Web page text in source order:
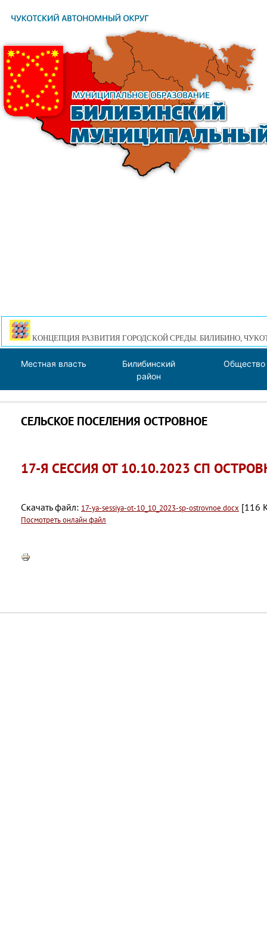
КОНЦЕПЦИЯ РАЗВИТИЯ ГОРОДСКОЙ СРЕДЫ. БИЛИБИНО,
Местная власть
Билибинский
район
Общество
СЕЛЬСКОЕ ПОСЕЛЕНИЯ ОСТРОВНОЕ
17-Я СЕССИЯ ОТ 10.10.2023 СП
Скачать файл: 17-ya-sessiya-ot-10_10_2023-sp-ostrovnoe.docx [116
Посмотреть онлайн файл